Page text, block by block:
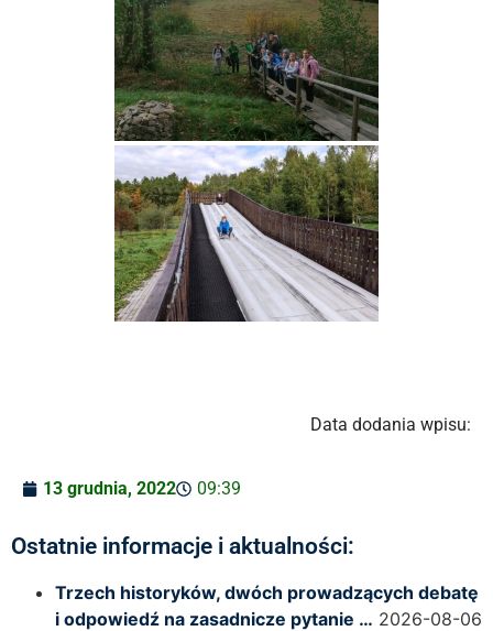
Data dodania wpisu:
13 grudnia, 2022 09:39
Ostatnie informacje i aktualności:
Trzech historyków, dwóch prowadzących debatę
i odpowiedź na zasadnicze pytanie … 2026-08-06